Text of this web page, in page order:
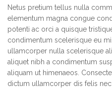
Netus pretium tellus nulla
elementum magna congue
potenti ac orci a quisque
condimentum scelerisque eu
ullamcorper nulla scelerisque
aliquet nibh a condimentum
aliquam ut himenaeos.
dictum ullamcorper dis felis